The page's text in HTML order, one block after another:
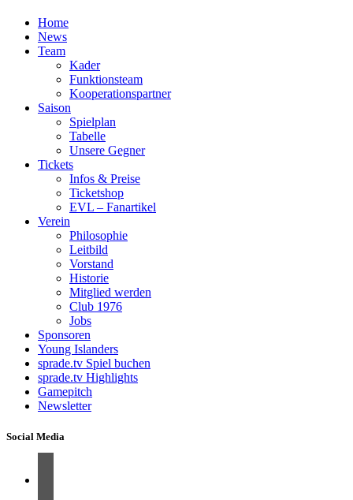
Home
News
Team
Kader
Funktionsteam
Kooperationspartner
Saison
Spielplan
Tabelle
Unsere Gegner
Tickets
Infos & Preise
Ticketshop
EVL – Fanartikel
Verein
Philosophie
Leitbild
Vorstand
Historie
Mitglied werden
Club 1976
Jobs
Sponsoren
Young Islanders
sprade.tv Spiel buchen
sprade.tv Highlights
Gamepitch
Newsletter
Social Media